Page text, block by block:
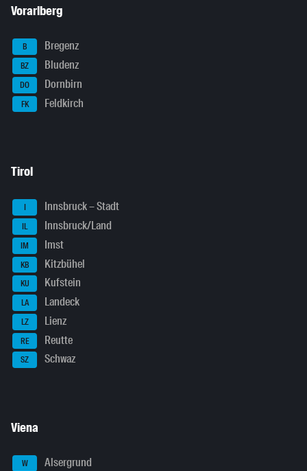
Vorarlberg
B Bregenz
BZ Bludenz
DO Dornbirn
FK Feldkirch
Tirol
I Innsbruck – Stadt
IL Innsbruck/Land
IM Imst
KB Kitzbühel
KU Kufstein
LA Landeck
LZ Lienz
RE Reutte
SZ Schwaz
Viena
W Alsergrund